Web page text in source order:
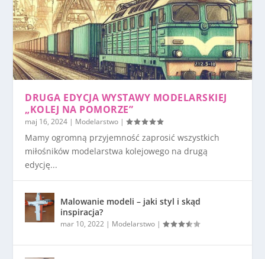
DRUGA EDYCJA WYSTAWY MODELARSKIEJ
„KOLEJ NA POMORZE”
maj 16, 2024 | Modelarstwo |
Mamy ogromną przyjemność zaprosić wszystkich
miłośników modelarstwa kolejowego na drugą
edycję...
Malowanie modeli – jaki styl i skąd
inspiracja?
mar 10, 2022 | Modelarstwo |